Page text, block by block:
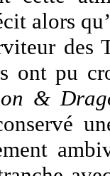
alors
des
ont pu
&